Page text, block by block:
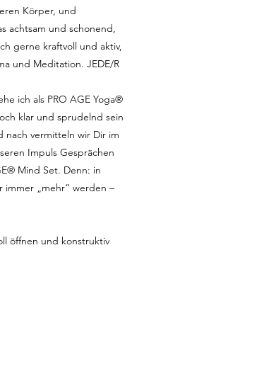
Körper, und
achtsam und schonend,
gerne kraftvoll und aktiv,
und Meditation. JEDE/R
ich als PRO AGE Yoga®
klar und sprudelnd sein
nach vermitteln wir Dir im
Impuls Gesprächen
Mind Set. Denn: in
immer „mehr“ werden –
öffnen und konstruktiv